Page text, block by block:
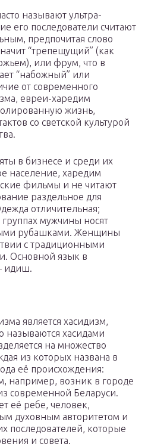
называют ультра-
его последователи считают
предпочитая слово
“трепещущий” (как
или фрум, что в
“набожный” или
от современного
евреи-харедим
жизнь,
со светской культурой
в бизнесе и среди их
население, харедим
фильмы и не читают
раздельное для
отличительная;
мужчины носят
рубашками. Женщины
с традиционными
Основной язык в
идиш.
является хасидизм,
называются хасидами
на множество
из которых названа в
её происхождения:
например, возник в городе
современной Беларуси.
её ребе, человек,
духовным авторитетом и
последователей, которые
и совета.